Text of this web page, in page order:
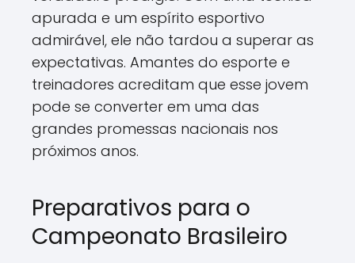
apurada e um espírito esportivo
admirável, ele não tardou a superar as
expectativas. Amantes do esporte e
treinadores acreditam que esse jovem
pode se converter em uma das
grandes promessas nacionais nos
próximos anos.
Preparativos para o
Campeonato Brasileiro